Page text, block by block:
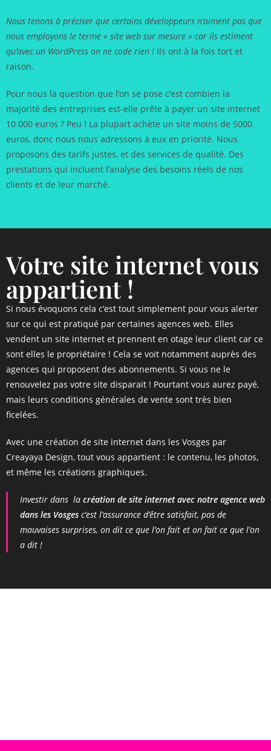
Nous tenons à préciser que certains développeurs n’aiment pas que
nous employons le terme « site web sur mesure » car ils estiment
qu’avec un WordPress on ne code rien ! Ils ont à la fois tort et
raison.
Pour nous la question que l’on se pose c’est combien la
majorité des entreprises est-elle prête à payer un site internet
10 000 euros ? Peu ! La plupart achète un site moins de 5000
euros, donc nous nous adressons à eux en priorité. Nous
proposons des tarifs justes, et des services de qualité. Des
prestations qui incluent l’analyse des besoins réels de nos
clients et de leur marché.
Votre site internet vous
appartient !
Si nous évoquons cela c’est tout simplement pour vous alerter
sur ce qui est pratiqué par certaines agences web. Elles
vendent un site internet et prennent en otage leur client car ce
sont elles le propriétaire ! Cela se voit notamment auprès des
agences qui proposent des abonnements. Si vous ne le
renouvelez pas votre site disparait ! Pourtant vous aurez payé,
mais leurs conditions générales de vente sont très bien
ficelées.
Avec une création de site internet dans les Vosges par
Creayaya Design, tout vous appartient : le contenu, les photos,
et même les créations graphiques.
Investir dans la création de site internet avec notre agence web
dans les Vosges c’est l’assurance d’être satisfait, pas de
mauvaises surprises, on dit ce que l’on fait et on fait ce que l’on
a dit !